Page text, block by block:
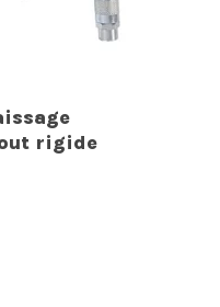
rigide